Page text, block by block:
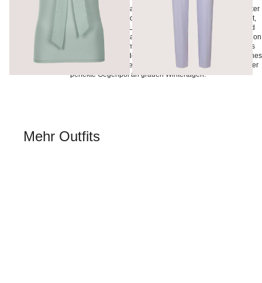
Pastellige Farben sind nicht nur etwas für den Frühling! Im Herbst und Winter
setzen softe Töne ein überraschendes Style-Statement. Nuancen wie Mint,
Flieder oder Himmelblau bringen Leichtigkeit in die oft dunkle Saison und
wirken gleichzeitig modern und elegant. Besonders schön ist die Kombination
verschiedener Pastelltöne in einem Look: Der Blazer in sanftem Blau, das
Oberteil in Mint und die Hose in Flieder ergeben zusammen ein harmonisches
Ensemble, das Frische und Trendgespür ausstrahlt. Candy Colours sind der
perfekte Gegenpol an grauen Wintertagen.
Mehr Outfits